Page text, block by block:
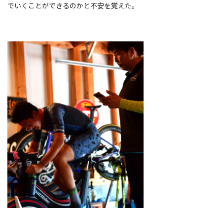
でいくことができるのかと不安を覚えた。